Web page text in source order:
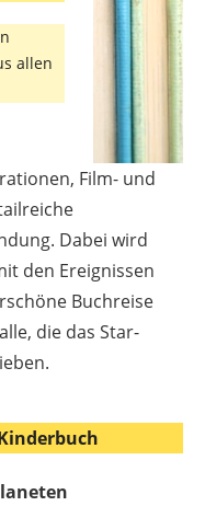
allen
Film- und
Dabei wird
den Ereignissen
Buchreise
die das Star-